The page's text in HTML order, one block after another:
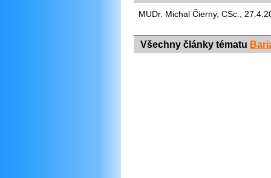
MUDr. Michal Čierny, CSc.,
Všechny články tématu